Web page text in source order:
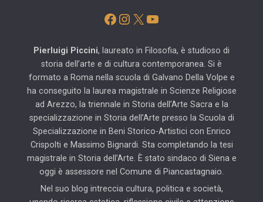
Facebook
Instagram
X YouTube
Pierluigi Piccini, laureato in Filosofia, è studioso di
storia dell’arte e di cultura contemporanea. Si è
formato a Roma nella scuola di Galvano Della Volpe e
ha conseguito la laurea magistrale in Scienze Religiose
ad Arezzo, la triennale in Storia dell’Arte Sacra e la
specializzazione in Storia dell’Arte presso la Scuola di
Specializzazione in Beni Storico-Artistici con Enrico
Crispolti e Massimo Bignardi. Sta completando la tesi
magistrale in Storia dell’Arte. È stato sindaco di Siena e
oggi è assessore nel Comune di Piancastagnaio.
Nel suo blog intreccia cultura, politica e società,